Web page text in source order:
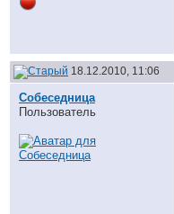
18.12.2010, 11:06
Собеседница
Пользователь